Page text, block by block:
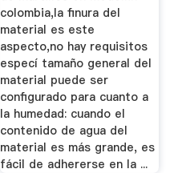
colombia,la finura del
material es este
aspecto,no hay requisitos
especí tamaño general del
material puede ser
configurado para cuanto a
la humedad: cuando el
contenido de agua del
material es más grande, es
fácil de adhererse en la ...